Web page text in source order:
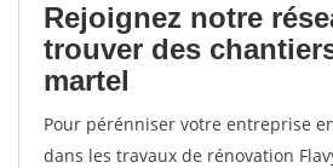
Rejoignez notre
trouver des
martel
Pour pérénniser votre entreprise
dans les travaux de rénovation